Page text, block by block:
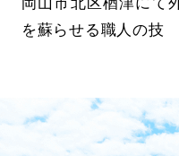
を蘇らせる職人の技